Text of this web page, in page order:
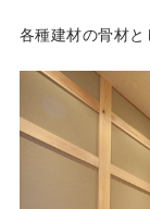
各種建材の骨材と